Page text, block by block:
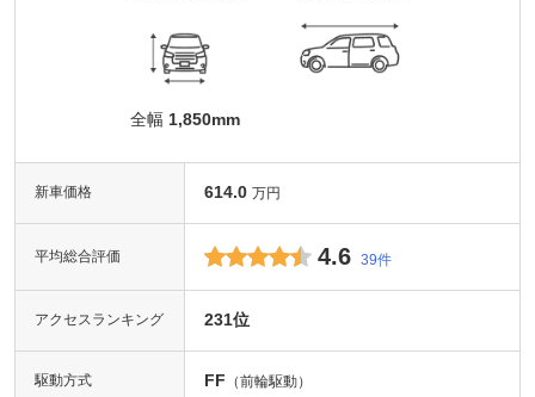
全幅 1,850mm
新車価格 614.0 万円
平均総合評価 4.6 39件
アクセスランキング 231位
駆動方式 FF （前輪駆動）